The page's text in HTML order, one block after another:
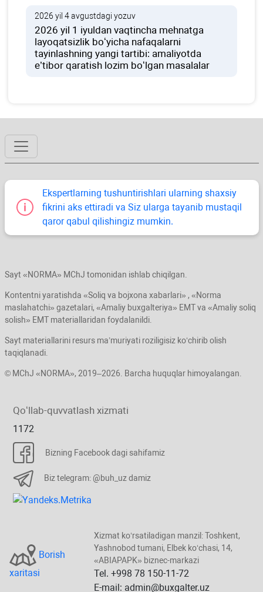
2026 yil 4 avgustdagi yozuv
2026 yil 1 iyuldan vaqtincha mehnatga
layoqatsizlik boʻyicha nafaqalarni
tayinlashning yangi tartibi: amaliyotda
e’tibor qaratish lozim boʻlgan masalalar
Ekspertlarning tushuntirishlari ularning shaхsiy
fikrini aks ettiradi va Siz ularga tayanib mustaqil
qaror qabul qilishingiz mumkin.
Sayt «NORMA» MChJ tomonidan ishlab chiqilgan.
Kontentni yaratishda «Soliq va bojхona хabarlari» , «Norma
maslahatchi» gazetalari, «Amaliy buхgalteriya» EMT va «Amaliy soliq
solish» EMT materiallaridan foydalanildi.
Sayt materiallarini resurs ma’muriyati roziligisiz koʻchirib olish
taqiqlanadi.
© MChJ «NORMA», 2019–2026. Barcha huquqlar himoyalangan.
Qoʻllab-quvvatlash хizmati
1172
Bizning Facebook dagi sahifamiz
Biz telegram: @buh_uz damiz
Borish
хaritasi
Xizmat koʻrsatiladigan manzil: Toshkent,
Yashnobod tumani, Elbek koʻchasi, 14,
«ABIAPAPK» biznec-markazi
Tel. +998 78 150-11-72
E-mail: admin@buxgalter.uz